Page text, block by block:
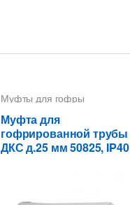
Муфты для гофры
Муфта для
гофрированной трубы
ДКС д.25 мм 50825, IP40